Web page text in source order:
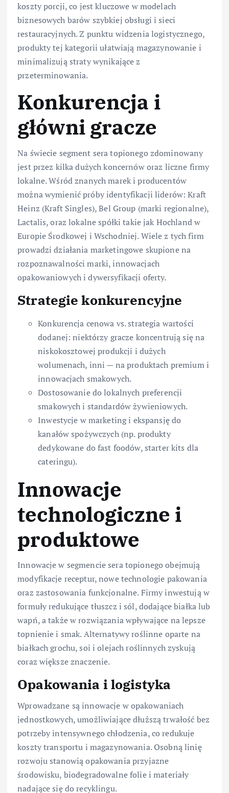
koszty porcji, co jest kluczowe w modelach
biznesowych barów szybkiej obsługi i sieci
restauracyjnych. Z punktu widzenia logistycznego,
produkty tej kategorii ułatwiają magazynowanie i
minimalizują straty wynikające z
przeterminowania.
Konkurencja i
główni gracze
Na świecie segment sera topionego zdominowany
jest przez kilka dużych koncernów oraz liczne firmy
lokalne. Wśród znanych marek i producentów
można wymienić próby identyfikacji liderów: Kraft
Heinz (Kraft Singles), Bel Group (marki regionalne),
Lactalis, oraz lokalne spółki takie jak Hochland w
Europie Środkowej i Wschodniej. Wiele z tych firm
prowadzi działania marketingowe skupione na
rozpoznawalności marki, innowacjach
opakowaniowych i dywersyfikacji oferty.
Strategie konkurencyjne
Konkurencja cenowa vs. strategia wartości
dodanej: niektórzy gracze koncentrują się na
niskokosztowej produkcji i dużych
wolumenach, inni — na produktach premium i
innowacjach smakowych.
Dostosowanie do lokalnych preferencji
smakowych i standardów żywieniowych.
Inwestycje w marketing i ekspansję do
kanałów spożywczych (np. produkty
dedykowane do fast foodów, starter kits dla
cateringu).
Innowacje
technologiczne i
produktowe
Innowacje w segmencie sera topionego obejmują
modyfikacje receptur, nowe technologie pakowania
oraz zastosowania funkcjonalne. Firmy inwestują w
formuły redukujące tłuszcz i sól, dodające białka lub
wapń, a także w rozwiązania wpływające na lepsze
topnienie i smak. Alternatywy roślinne oparte na
białkach grochu, soi i olejach roślinnych zyskują
coraz większe znaczenie.
Opakowania i logistyka
Wprowadzane są innowacje w opakowaniach
jednostkowych, umożliwiające dłuższą trwałość bez
potrzeby intensywnego chłodzenia, co redukuje
koszty transportu i magazynowania. Osobną linię
rozwoju stanowią opakowania przyjazne
środowisku, biodegradowalne folie i materiały
nadające się do recyklingu.